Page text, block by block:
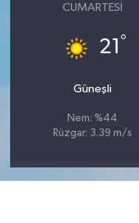
CUMARTESI
21 °
Güneşli
Nem: %44
Rüzgar: 3.39 m/s